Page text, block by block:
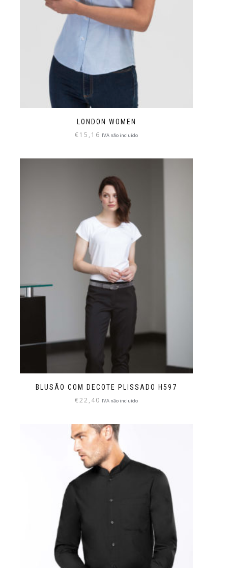
LONDON WOMEN
€15,16 IVA não incluído
BLUSÃO COM DECOTE PLISSADO H597
€22,40 IVA não incluído